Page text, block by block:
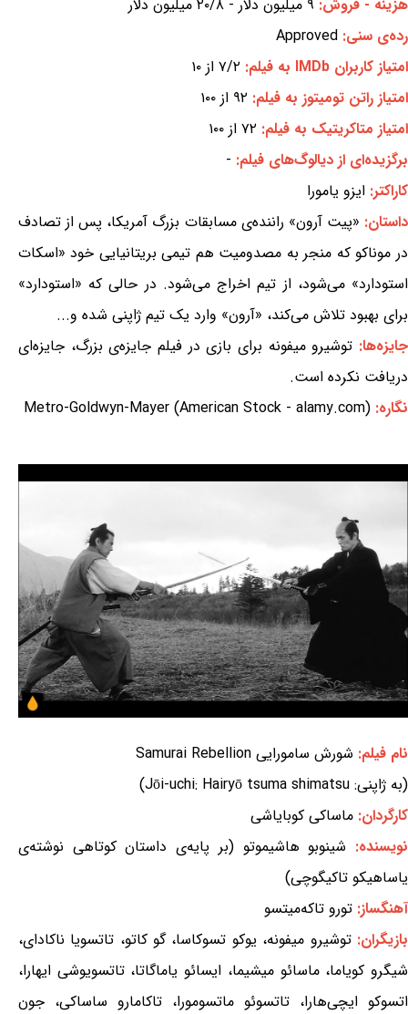
هزینه - فروش: ۹ میلیون دلار - ۲۰/۸ میلیون دلار
رده‌ی سنی: Approved
امتیاز کاربران IMDb به فیلم:
۷/۲ از ۱۰
امتیاز راتن تومیتوز به فیلم: ۹۲ از ۱۰۰
امتیاز متاکریتیک به فیلم: ۷۲ از ۱۰۰
برگزیده‌ای از دیالوگ‌های فیلم: -
کاراکتر: ایزو یامورا
داستان: «پیت آرون» راننده‌ی مسابقات بزرگ آمریکا، پس از تصادف
در موناکو که منجر به مصدومیت هم تیمی بریتانیایی خود «اسکات
استودارد» می‌شود، از تیم اخراج می‌شود. در حالی که «استودارد»
برای بهبود تلاش می‌کند، «آرون» وارد یک تیم ژاپنی شده و...
جایزه‌ها: توشیرو میفونه برای بازی در فیلم جایزه‌ی بزرگ، جایزه‌ای
دریافت نکرده است.
نگاره: Metro-Goldwyn-Mayer (American Stock - alamy.com)
نام فیلم: شورش سامورایی Samurai Rebellion
(به ژاپنی: Jōi-uchi: Hairyō tsuma shimatsu)
کارگردان: ماساکی کوبایاشی
نویسنده: شینوبو هاشیموتو (بر پایه‌ی داستان کوتاهی نوشته‌ی
یاساهیکو تاکیگوچی)
آهنگساز: تورو تاکه‌میتسو
بازیگران:توشیرو میفونه، یوکو تسوکاسا، گو کاتو، تاتسویا ناکادای،
شیگرو کویاما، ماسائو میشیما، ایسائو یاماگاتا، تاتسویوشی ایهارا،
اتسوکو ایچی‌هارا، تاتسوئو ماتسومورا، تاکامارو ساساکی، جون